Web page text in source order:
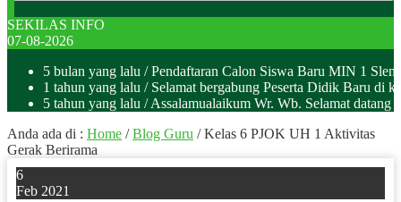
SEKILAS INFO
07-08-2026
5 bulan yang lalu / Pendaftaran Calon Siswa Baru MIN 1
1 tahun yang lalu / Selamat bergabung Peserta Didik Baru di
5 tahun yang lalu / Assalamualaikum Wr. Wb. Selamat
Anda ada di : Home /Blog Guru /Kelas 6 PJOK UH 1 Aktivitas
Gerak Berirama
6
Feb 2021